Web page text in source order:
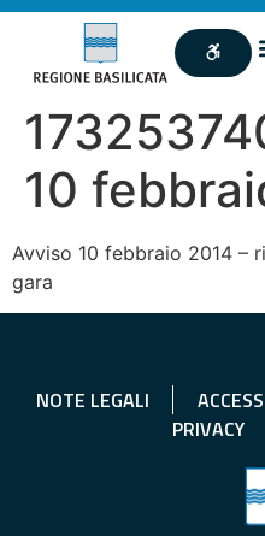
10
Avviso 10 febbraio 2014 –
gara
NOTE LEGALI
PRIVACY